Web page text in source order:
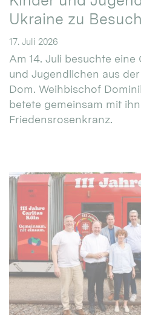
Ukraine zu
17. Juli 2026
Am 14. Juli besuchte
und Jugendlichen aus
Dom. Weihbischof
betete gemeinsam mit
Friedensrosenkranz.